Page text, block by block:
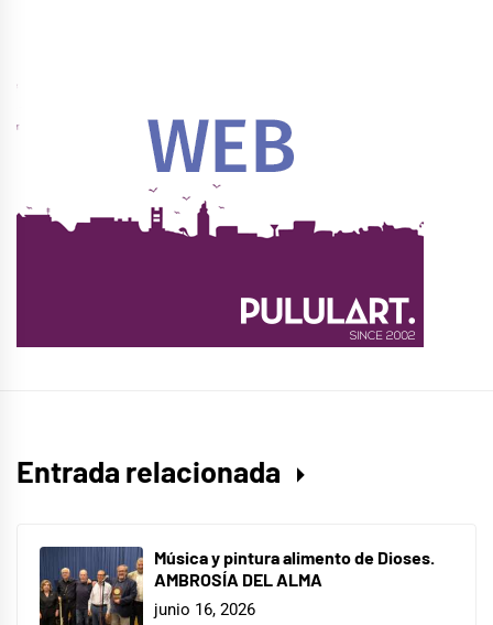
Entrada relacionada
Música y pintura alimento de Dioses.
AMBROSÍA DEL ALMA
junio 16, 2026